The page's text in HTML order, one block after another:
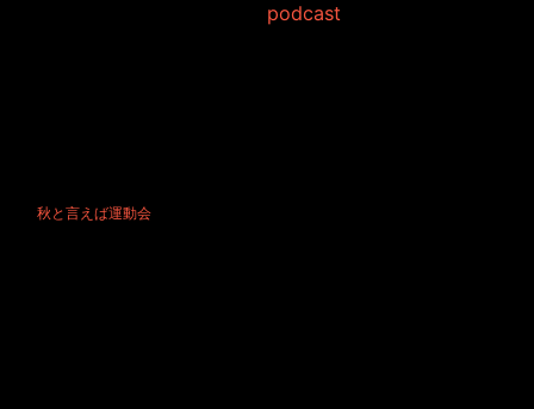
podcast
秋と言えば運動会